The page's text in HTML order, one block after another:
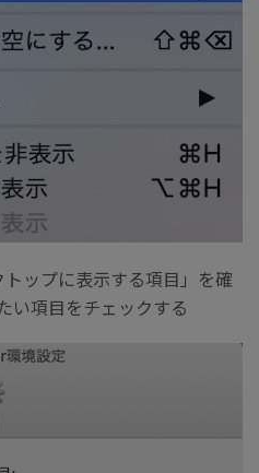
ップに表示する項目」を確
い項目をチェックする